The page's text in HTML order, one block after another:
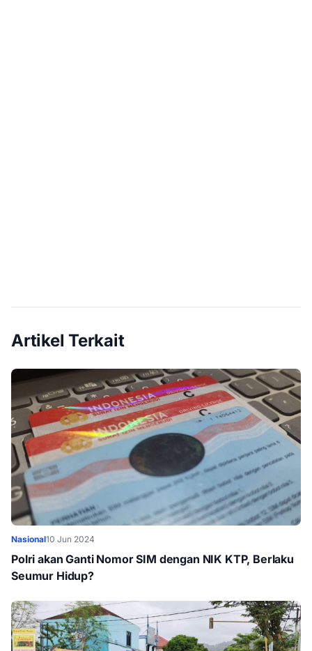
Artikel Terkait
Nasional10 Jun 2024
Polri akan Ganti Nomor SIM dengan NIK KTP, Berlaku
Seumur Hidup?